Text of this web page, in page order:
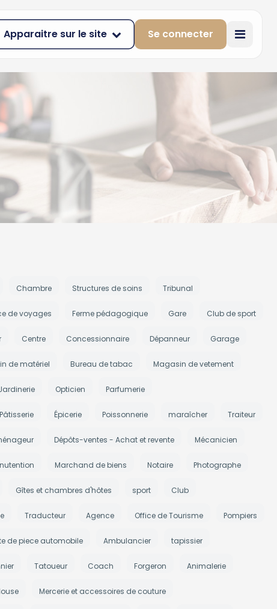
Apparaitre sur le site Se connecter
Chambre Structures de soins Tribunal
de voyages Ferme pédagogique Gare Club de sport
Centre Concessionnaire Dépanneur Garage
de matériel Bureau de tabac Magasin de vetement
Opticien Parfumerie
Pâtisserie Épicerie Poissonnerie maraîcher Traiteur
Dépôts-ventes - Achat et revente Mécanicien
Marchand de biens Notaire Photographe
Gîtes et chambres d'hôtes sport Club
Traducteur Agence Office de Tourisme Pompiers
de piece automobile Ambulancier tapissier
Tatoueur Coach Forgeron Animalerie
Mercerie et accessoires de couture